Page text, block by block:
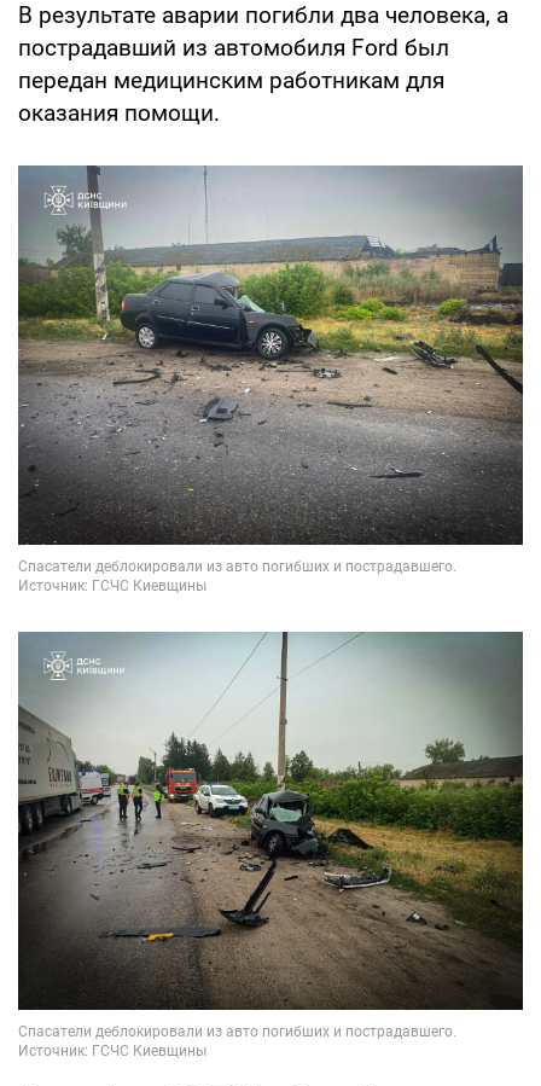
В результате аварии погибли два человека, а
пострадавший из автомобиля Ford был
передан медицинским работникам для
оказания помощи.